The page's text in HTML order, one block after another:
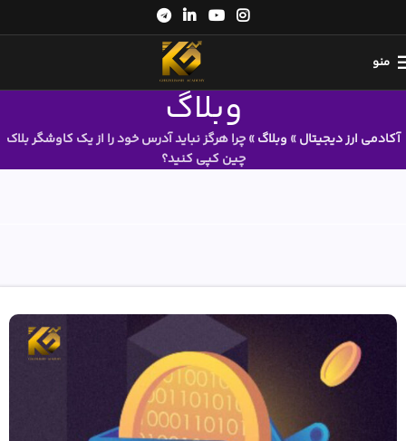
منو
وبلاگ
آکادمی ارز دیجیتال» وبلاگ»چرا هرگز نباید آدرس خود را از یک کاوشگر بلاک
چین کپی کنید؟